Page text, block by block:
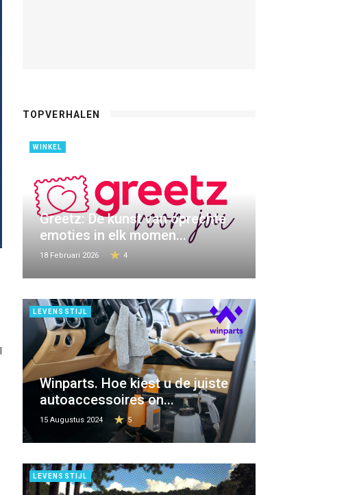
TOPVERHALEN
WINKEL
Greetz: De kunst van oprechte
emoties in elk momen...
18 Februari 2026 4
LEVENSSTIJL
Winparts. Hoe kiest u de juiste
autoaccessoires on...
15 Augustus 2024 5
LEVENSSTIJL